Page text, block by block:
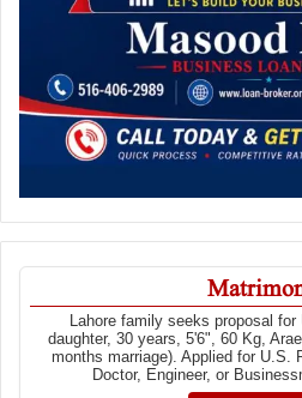
Lahore family seeks proposal
daughter, 30 years, 5'6", 60 Kg,
months marriage). Applied for U.S.
Doctor, Engineer, or